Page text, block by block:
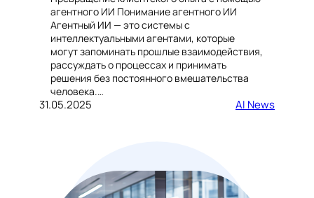
агентного ИИ Понимание агентного ИИ
Агентный ИИ — это системы с
интеллектуальными агентами, которые
могут запоминать прошлые взаимодействия,
рассуждать о процессах и принимать
решения без постоянного вмешательства
человека.…
31.05.2025 AI News